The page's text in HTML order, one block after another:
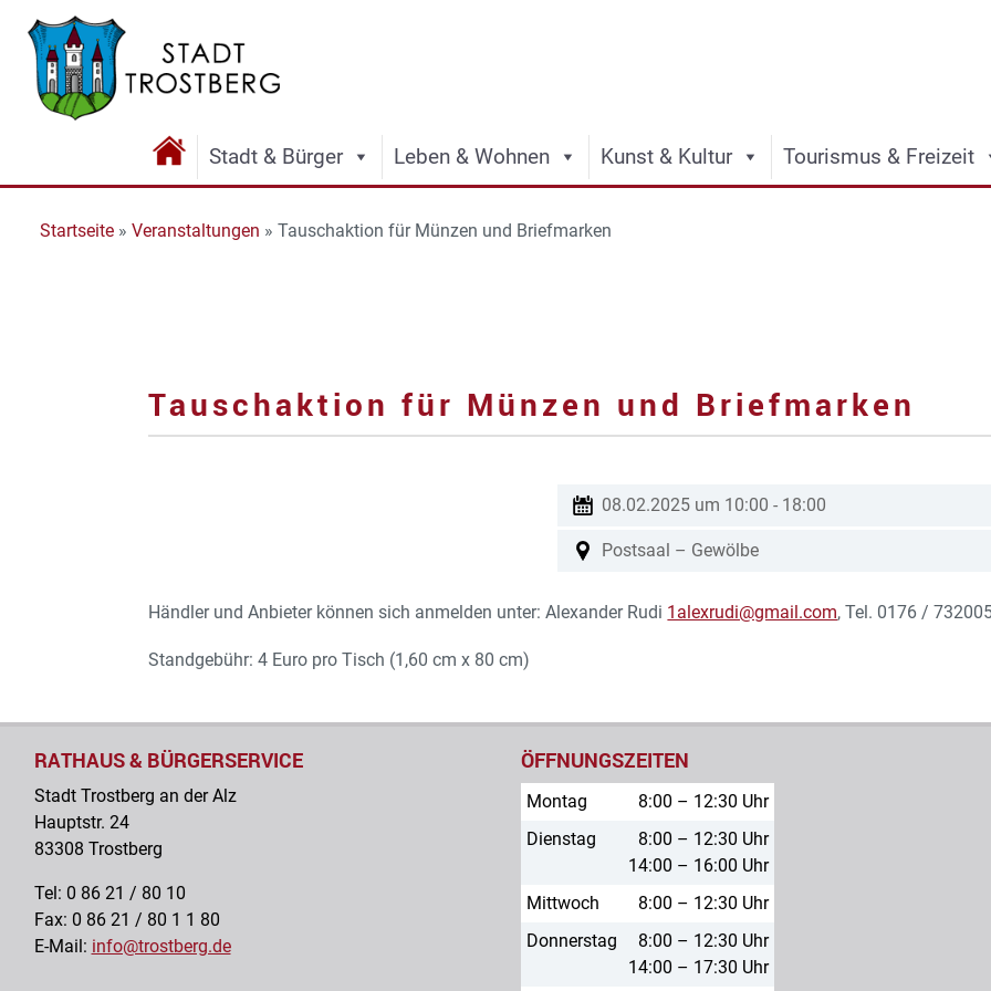
Stadt & Bürger Leben & Wohnen Kunst & Kultur Tourismus & Freizeit
Startseite» Veranstaltungen » Tauschaktion für Münzen und Briefmarken
Tauschaktion für Münzen und Briefmarken
08.02.2025 um 10:00 - 18:00
Postsaal – Gewölbe
Händler und Anbieter können sich anmelden unter: Alexander Rudi 1alexrudi@gmail.com, Tel. 0176 /
Standgebühr: 4 Euro pro Tisch (1,60 cm x 80 cm)
RATHAUS & BÜRGERSERVICE
Stadt Trostberg an der Alz
Hauptstr. 24
83308 Trostberg
Tel: 0 86 21 / 80 10
Fax: 0 86 21 / 80 1 1 80
E-Mail: info@trostberg.de
ÖFFNUNGSZEITEN
Montag
8:00 – 12:30 Uhr
Dienstag
8:00 – 12:30 Uhr
14:00 – 16:00 Uhr
Mittwoch
8:00 – 12:30 Uhr
Donnerstag
8:00 – 12:30 Uhr
14:00 – 17:30 Uhr